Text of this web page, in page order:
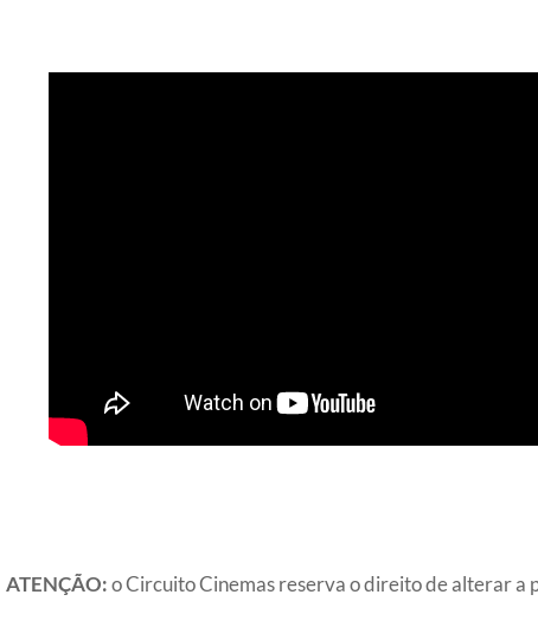
ATENÇÃO:o Circuito Cinemas reserva o direito de alterar a